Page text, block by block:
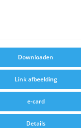
Downloaden
Link afbeelding
e-card
Details